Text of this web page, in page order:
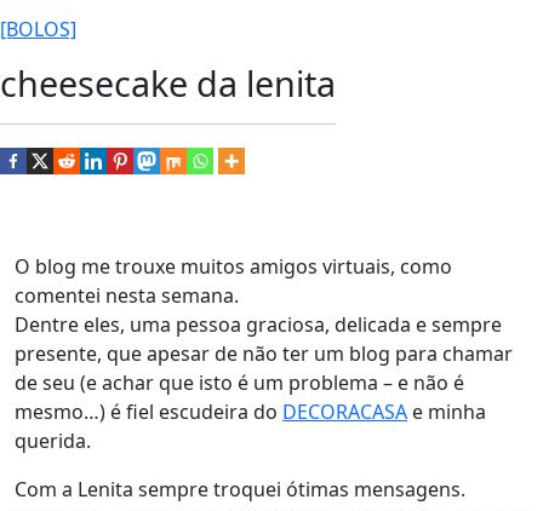
[BOLOS]
cheesecake da lenita
O blog me trouxe muitos amigos virtuais, como
comentei nesta semana.
Dentre eles, uma pessoa graciosa, delicada e sempre
presente, que apesar de não ter um blog para chamar
de seu (e achar que isto é um problema – e não é
mesmo…) é fiel escudeira do DECORACASA e minha
querida.
Com a Lenita sempre troquei ótimas mensagens.